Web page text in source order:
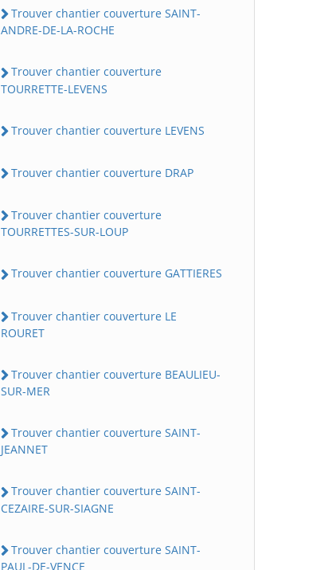
Trouver chantier couverture SAINT-
ANDRE-DE-LA-ROCHE
Trouver chantier couverture
TOURRETTE-LEVENS
Trouver chantier couverture LEVENS
Trouver chantier couverture DRAP
Trouver chantier couverture
TOURRETTES-SUR-LOUP
Trouver chantier couverture GATTIERES
Trouver chantier couverture LE
ROURET
Trouver chantier couverture BEAULIEU-
SUR-MER
Trouver chantier couverture SAINT-
JEANNET
Trouver chantier couverture SAINT-
CEZAIRE-SUR-SIAGNE
Trouver chantier couverture SAINT-
PAUL-DE-VENCE